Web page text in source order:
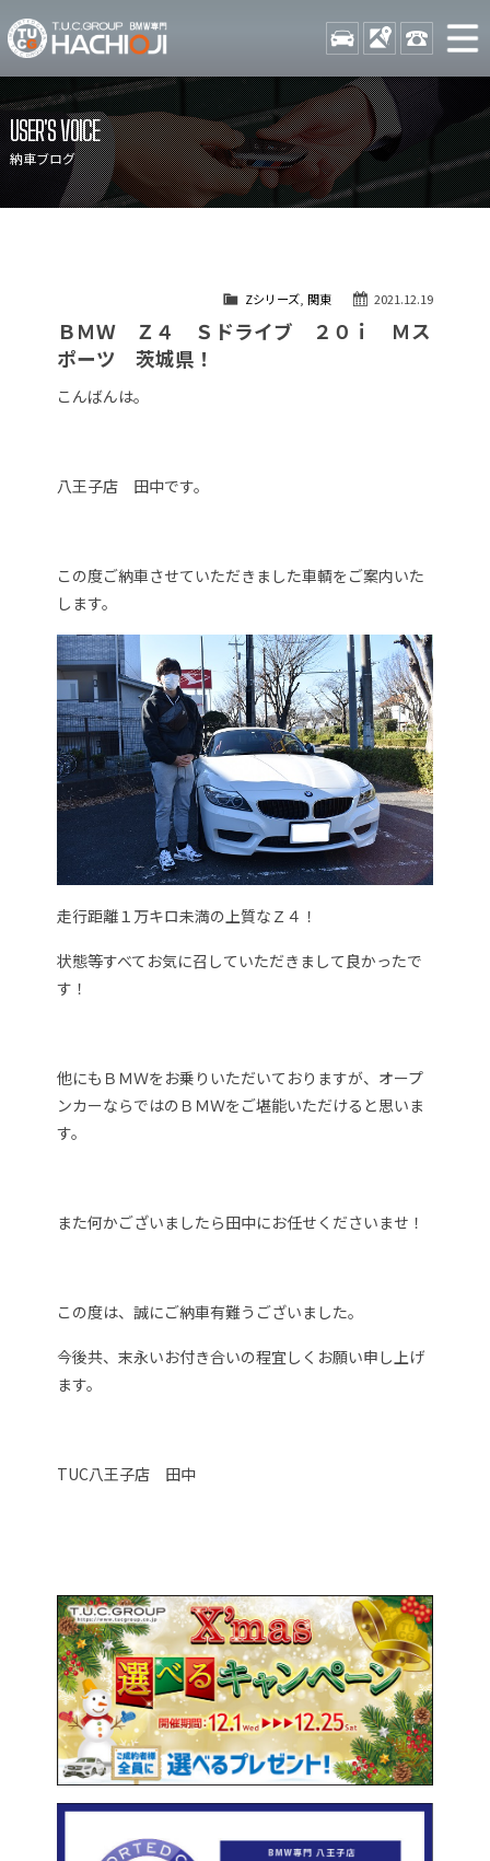
TUCグループ BMW専門 八
STOCK ACCESS 042-
ニュース
在庫リスト
目玉車両一覧
店舗紹介
保証＆サービス
アクセスマップ
自動車保険
TUCとは？
納車blog
USER'S VOICE
納車ブログ
2021.12.19
Zシリーズ, 関東
ＢＭＷ Ｚ４ Ｓドライブ ２０ｉ Ｍス
ポーツ 茨城県！
こんばんは。
八王子店 田中です。
この度ご納車させていただきました車輌をご案内いた
します。
走行距離１万キロ未満の上質なＺ４！
状態等すべてお気に召していただきまして良かったで
す！
他にもＢＭＷをお乗りいただいておりますが、オープ
ンカーならではのＢＭＷをご堪能いただけると思いま
す。
また何かございましたら田中にお任せくださいませ！
この度は、誠にご納車有難うございました。
今後共、末永いお付き合いの程宜しくお願い申し上げ
ます。
TUC八王子店 田中